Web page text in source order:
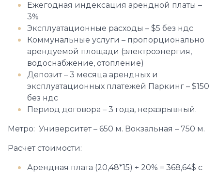
Ежегодная индексация арендной платы –
3%
Эксплуатационные расходы – $5 без ндс
Коммунальные услуги – пропорционально
арендуемой площади (электроэнергия,
водоснабжение, отопление)
Депозит – 3 месяца арендных и
эксплуатационных платежей Паркинг – $150
без ндс
Период договора – 3 года, неразрывный.
Метро: Университет – 650 м. Вокзальная – 750 м.
Расчет стоимости:
Арендная плата (20,48*15) + 20% = 368,64$ с